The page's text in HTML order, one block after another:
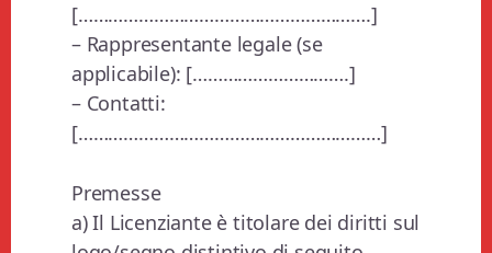
[………………………………………………….]
– Rappresentante legale (se
applicabile): [………………………….]
– Contatti:
[……………………………………………………]
Premesse
a) Il Licenziante è titolare dei diritti sul